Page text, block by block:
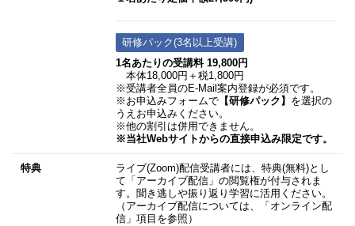
研修パック(3名以上受講)
1名あたりの受講料 19,800円
本体18,000円＋税1,800円
※受講者全員のE-Mail案内登録が必須です。
※お申込みフォームで【研修パック】
を選択の
うえお申込みください。
※他の割引は併用できません。
※当社Webサイトからの直接申込み限定です。
特典
ライブ(Zoom)配信受講者には、特典(無料)とし
て「アーカイブ配信」の閲覧権が付与されま
す。聞き逃しや振り返り学習に活用ください。
（アーカイブ配信については、「オンライン配
信」項目を参照）